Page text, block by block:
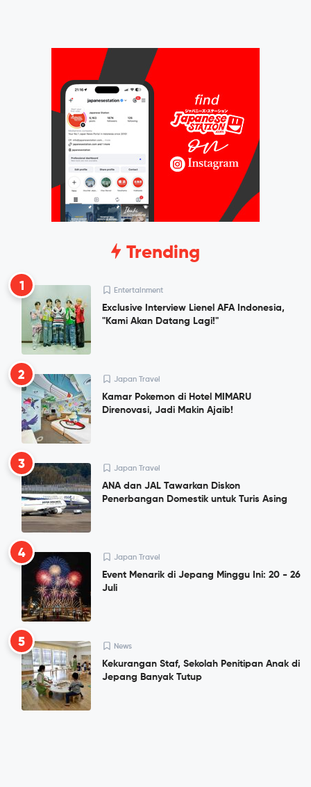
Trending
1 Entertainment
Exclusive Interview Lienel AFA Indonesia,
"Kami Akan Datang Lagi!"
2 Japan Travel
Kamar Pokemon di Hotel MIMARU
Direnovasi, Jadi Makin Ajaib!
3 Japan Travel
ANA dan JAL Tawarkan Diskon
Penerbangan Domestik untuk Turis Asing
4 Japan Travel
Event Menarik di Jepang Minggu Ini: 20 - 26
Juli
5 News
Kekurangan Staf, Sekolah Penitipan Anak di
Jepang Banyak Tutup